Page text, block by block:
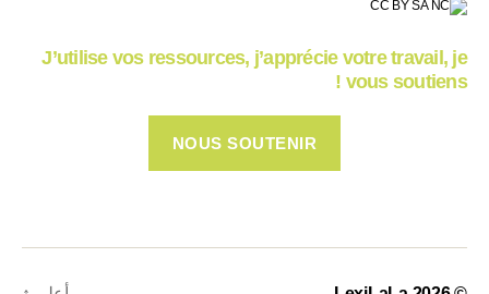
J’utilise vos ressources, j’apprécie votre travail, je
vous soutiens !
NOUS SOUTENIR